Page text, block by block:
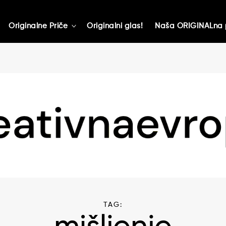
Originalne Priče toggle
Originalni glas! Naša
TAG: